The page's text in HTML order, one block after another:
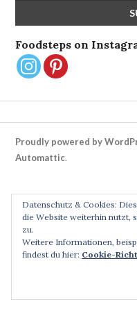
Foodsteps on
Proudly powered by
Automattic.
Datenschutz & Cookies:
die Website weiterhin nutzt,
zu.
Weitere Informationen,
findest du hier: Cookie-